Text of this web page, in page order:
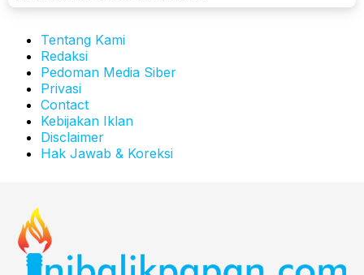
Tentang Kami
Redaksi
Pedoman Media Siber
Privasi
Contact
Kebijakan Iklan
Disclaimer
Hak Jawab & Koreksi